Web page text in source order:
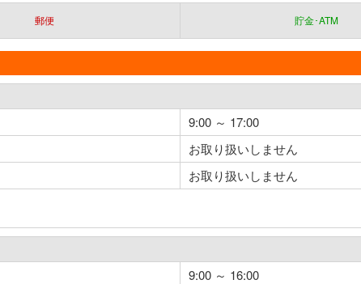
郵便 貯金･ATM
9:00 ～ 17:00
お取り扱いしません
お取り扱いしません
9:00 ～ 16:00